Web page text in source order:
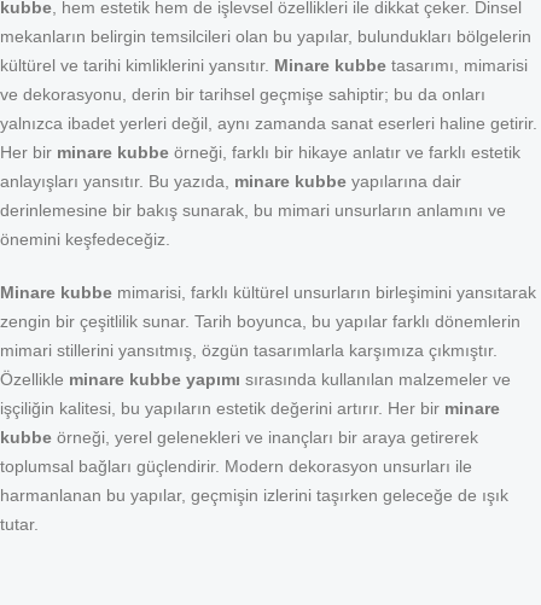
kubbe , hem estetik hem de işlevsel özellikleri ile dikkat çeker. Dinsel
mekanların belirgin temsilcileri olan bu yapılar, bulundukları bölgelerin
kültürel ve tarihi kimliklerini yansıtır. Minare kubbe tasarımı, mimarisi
ve dekorasyonu, derin bir tarihsel geçmişe sahiptir; bu da onları
yalnızca ibadet yerleri değil, aynı zamanda sanat eserleri haline getirir.
Her bir minare kubbe örneği, farklı bir hikaye anlatır ve farklı estetik
anlayışları yansıtır. Bu yazıda, minare kubbe yapılarına dair
derinlemesine bir bakış sunarak, bu mimari unsurların anlamını ve
önemini keşfedeceğiz.
Minare kubbe mimarisi, farklı kültürel unsurların birleşimini yansıtarak
zengin bir çeşitlilik sunar. Tarih boyunca, bu yapılar farklı dönemlerin
mimari stillerini yansıtmış, özgün tasarımlarla karşımıza çıkmıştır.
Özellikle minare kubbe yapımı sırasında kullanılan malzemeler ve
işçiliğin kalitesi, bu yapıların estetik değerini artırır. Her bir minare
kubbe örneği, yerel gelenekleri ve inançları bir araya getirerek
toplumsal bağları güçlendirir. Modern dekorasyon unsurları ile
harmanlanan bu yapılar, geçmişin izlerini taşırken geleceğe de ışık
tutar.